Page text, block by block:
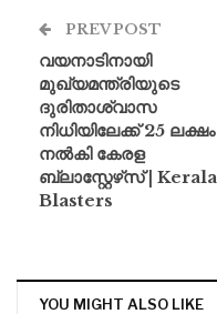
PREV POST
വയനാടിനായി
മുഖ്യമന്ത്രിയുടെ
ദുരിതാശ്വാസ
നിധിയിലേക്ക് 25 ലക്ഷം
നൽകി കേരള
ബ്ലാസ്റ്റേഴ്‌സ് | Kerala
Blasters
YOU MIGHT ALSO LIKE